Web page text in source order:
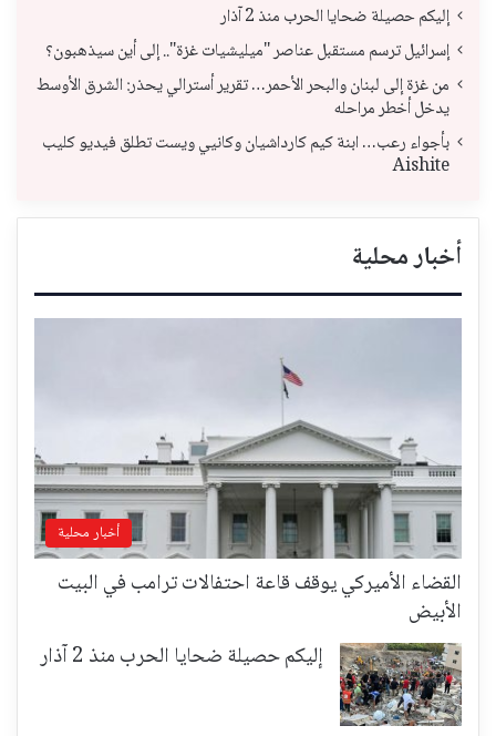
إليكم حصيلة ضحايا الحرب منذ 2 آذار
إسرائيل ترسم مستقبل عناصر "ميليشيات غزة".. إلى أين سيذهبون؟
من غزة إلى لبنان والبحر الأحمر… تقرير أسترالي يحذر: الشرق الأوسط
يدخل أخطر مراحله
بأجواء رعب… ابنة كيم كارداشيان وكانيي ويست تطلق فيديو كليب
Aishite
أخبار محلية
أخبار محلية
القضاء الأميركي يوقف قاعة احتفالات ترامب في البيت
الأبيض
إليكم حصيلة ضحايا الحرب منذ 2 آذار